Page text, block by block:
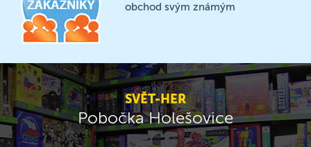
obchod svým známým
SVĚT-HER
Pobočka Holešovice